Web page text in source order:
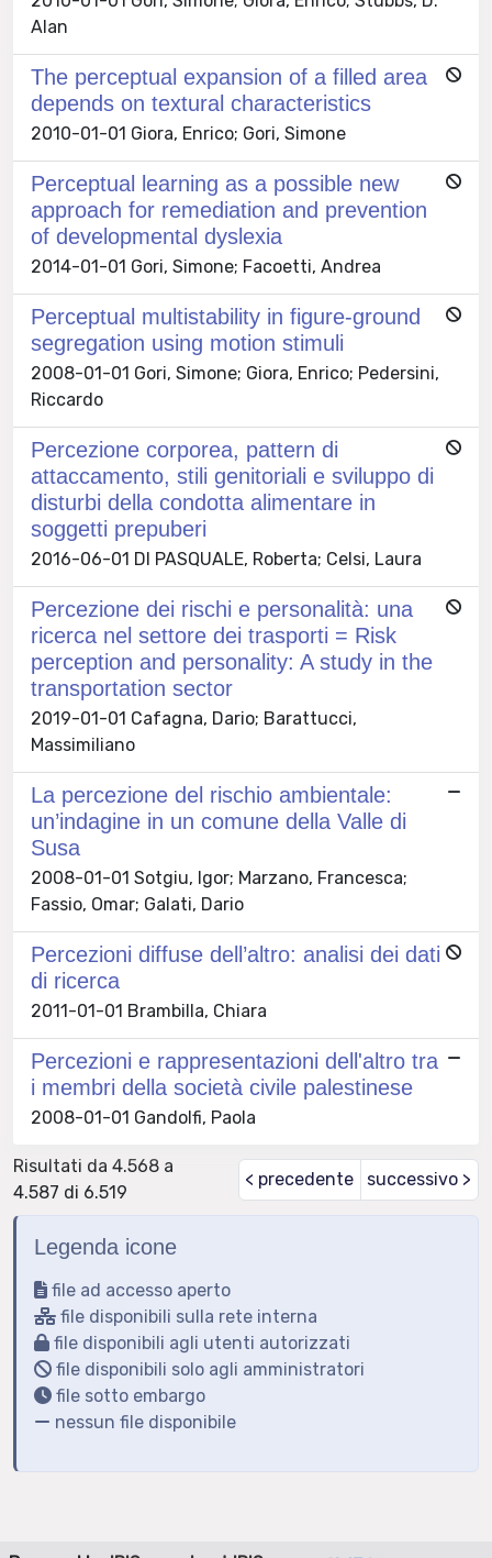
Alan
The perceptual expansion of a filled area
depends on textural characteristics
2010-01-01 Giora, Enrico; Gori, Simone
Perceptual learning as a possible new
approach for remediation and prevention
of developmental dyslexia
2014-01-01 Gori, Simone; Facoetti, Andrea
Perceptual multistability in figure-ground
segregation using motion stimuli
2008-01-01 Gori, Simone; Giora, Enrico; Pedersini,
Riccardo
Percezione corporea, pattern di
attaccamento, stili genitoriali e sviluppo di
disturbi della condotta alimentare in
soggetti prepuberi
2016-06-01 DI PASQUALE, Roberta; Celsi, Laura
Percezione dei rischi e personalità: una
ricerca nel settore dei trasporti = Risk
perception and personality: A study in the
transportation sector
2019-01-01 Cafagna, Dario; Barattucci,
Massimiliano
La percezione del rischio ambientale:
un’indagine in un comune della Valle di
Susa
2008-01-01 Sotgiu, Igor; Marzano, Francesca;
Fassio, Omar; Galati, Dario
Percezioni diffuse dell’altro: analisi dei dati
di ricerca
2011-01-01 Brambilla, Chiara
Percezioni e rappresentazioni dell'altro tra
i membri della società civile palestinese
2008-01-01 Gandolfi, Paola
Risultati da 4.568 a
4.587 di 6.519
< precedente successivo >
Legenda icone
file ad accesso aperto
file disponibili sulla rete interna
file disponibili agli utenti autorizzati
file disponibili solo agli amministratori
file sotto embargo
nessun file disponibile